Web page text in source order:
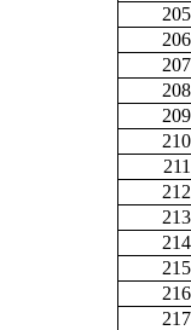
205
206
207
208
209
210
211
212
213
214
215
216
217